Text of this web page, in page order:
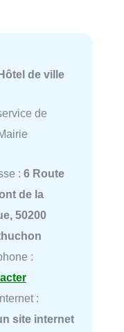
de ville
de
: 6 Route
de la
50200
:
:
site internet